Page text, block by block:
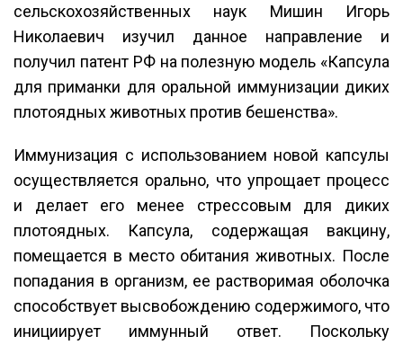
сельскохозяйственных наук Мишин Игорь
Николаевич изучил данное направление и
получил патент РФ на полезную модель «Капсула
для приманки для оральной иммунизации диких
плотоядных животных против бешенства».
Иммунизация с использованием новой капсулы
осуществляется орально, что упрощает процесс
и делает его менее стрессовым для диких
плотоядных. Капсула, содержащая вакцину,
помещается в место обитания животных. После
попадания в организм, ее растворимая оболочка
способствует высвобождению содержимого, что
инициирует иммунный ответ. Поскольку